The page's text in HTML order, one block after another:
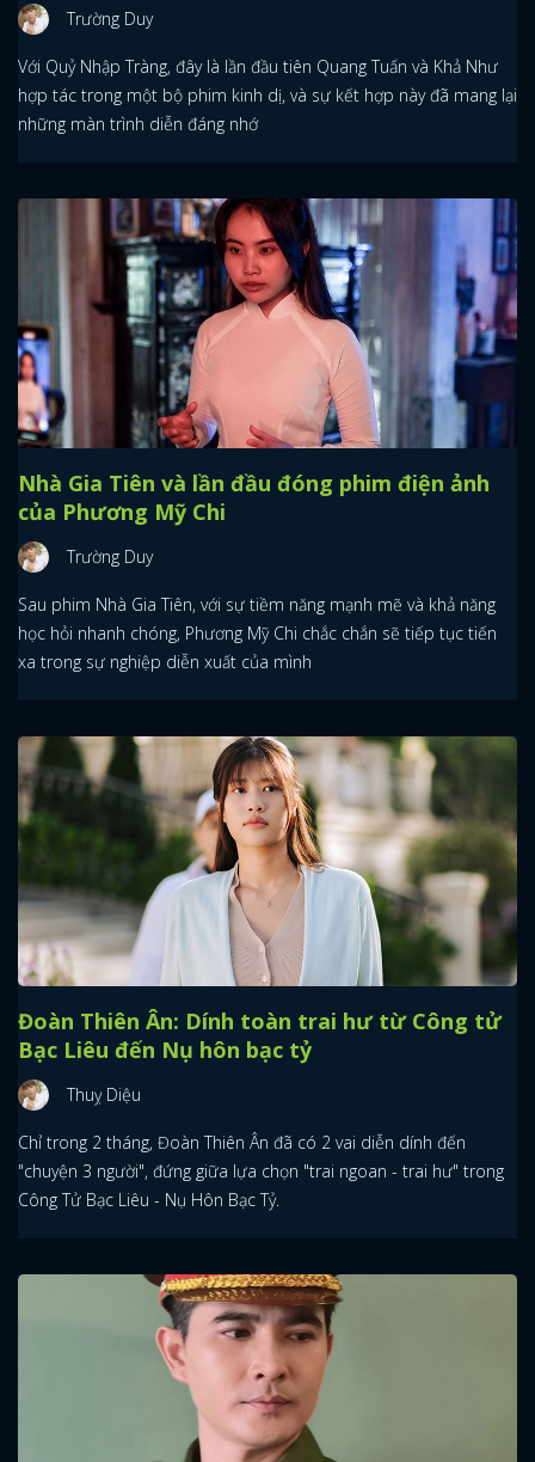
Trường Duy
Với Quỷ Nhập Tràng, đây là lần đầu tiên Quang Tuấn và Khả Như
hợp tác trong một bộ phim kinh dị, và sự kết hợp này đã mang lại
những màn trình diễn đáng nhớ
Nhà Gia Tiên và lần đầu đóng phim điện ảnh
của Phương Mỹ Chi
Trường Duy
Sau phim Nhà Gia Tiên, với sự tiềm năng mạnh mẽ và khả năng
học hỏi nhanh chóng, Phương Mỹ Chi chắc chắn sẽ tiếp tục tiến
xa trong sự nghiệp diễn xuất của mình
Đoàn Thiên Ân: Dính toàn trai hư từ Công tử
Bạc Liêu đến Nụ hôn bạc tỷ
Thuỵ Diệu
Chỉ trong 2 tháng, Đoàn Thiên Ân đã có 2 vai diễn dính đến
"chuyện 3 người", đứng giữa lựa chọn "trai ngoan - trai hư" trong
Công Tử Bạc Liêu - Nụ Hôn Bạc Tỷ.